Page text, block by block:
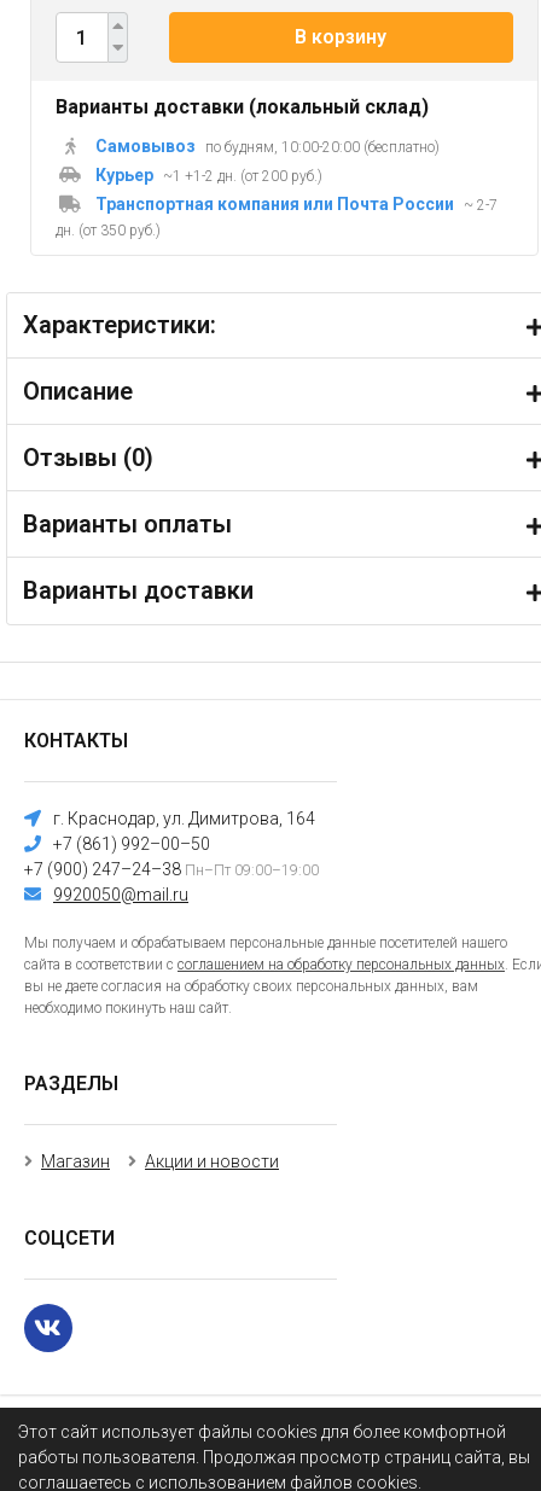
Этот сайт использует файлы cookies для более комфортной
работы пользователя. Продолжая просмотр страниц сайта, вы
соглашаетесь с использованием файлов cookies.
В корзину
Варианты доставки (локальный склад)
Самовывоз по будням, 10:00-20:00 (бесплатно)
Курьер ~1 +1-2 дн. (от 200 руб.)
Транспортная компания или Почта России
~ 2-7
дн. (от 350 руб.)
Характеристики:
Описание
Отзывы (0)
Варианты оплаты
Варианты доставки
КОНТАКТЫ
г. Краснодар, ул. Димитрова, 164
+7 (861) 992–00–50
+7 (900) 247–24–38 Пн–Пт 09:00–19:00
9920050@mail.ru
Мы получаем и обрабатываем персональные данные посетителей нашего
сайта в соответствии с соглашением на обработку персональных данных.
вы не даете согласия на обработку своих персональных данных, вам
необходимо покинуть наш сайт.
РАЗДЕЛЫ
Магазин Акции и новости
СОЦСЕТИ